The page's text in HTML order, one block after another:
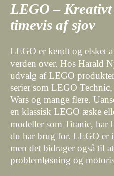
LEGO –
timevis af sjov
LEGO er kendt og elsket
verden over. Hos Harald
udvalg af LEGO
serier som LEGO
Wars og mange flere.
en klassisk LEGO æske
modeller som Titanic, har
du har brug for. LEGO er
men det bidrager også til
problemløsning og